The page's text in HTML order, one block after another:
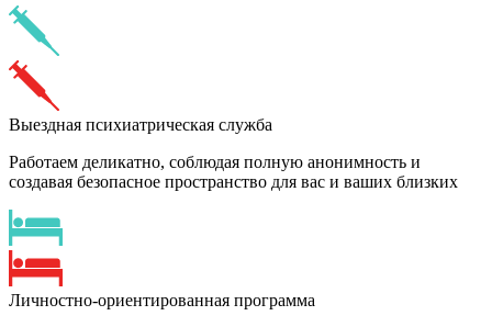
Выездная психиатрическая служба
Работаем деликатно, соблюдая полную анонимность и
создавая безопасное пространство для вас и ваших близких
Личностно-ориентированная программа